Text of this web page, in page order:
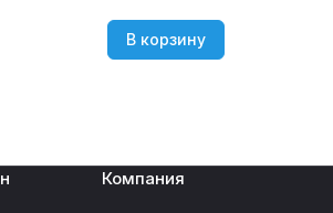
В корзину
Компания